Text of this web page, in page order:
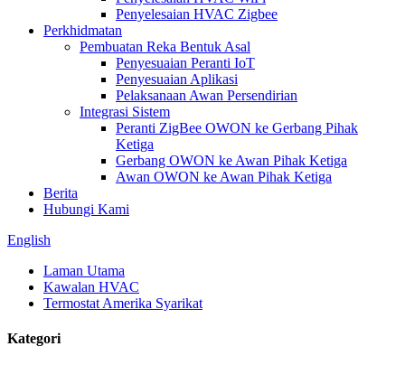
Penyelesaian HVAC Zigbee
Perkhidmatan
Pembuatan Reka Bentuk Asal
Penyesuaian Peranti IoT
Penyesuaian Aplikasi
Pelaksanaan Awan Persendirian
Integrasi Sistem
Peranti ZigBee OWON ke Gerbang Pihak
Ketiga
Gerbang OWON ke Awan Pihak Ketiga
Awan OWON ke Awan Pihak Ketiga
Berita
Hubungi Kami
English
Laman Utama
Kawalan HVAC
Termostat Amerika Syarikat
Kategori